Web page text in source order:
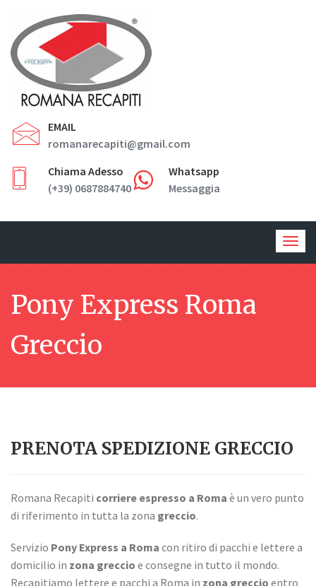
EMAIL
romanarecapiti@gmail.com
Chiama Adesso
(+39) 0687884740
Whatsapp
Messaggia
Pony Express Roma
Greccio
PRENOTA SPEDIZIONE GRECCIO
Romana Recapiti corriere espresso a Roma è un vero punto
di riferimento in tutta la zona greccio.
Servizio Pony Express a Roma con ritiro di pacchi e lettere a
domicilio in zona greccio e consegne in tutto il mondo.
Recapitiamo lettere e pacchi a Roma in zona greccio entro